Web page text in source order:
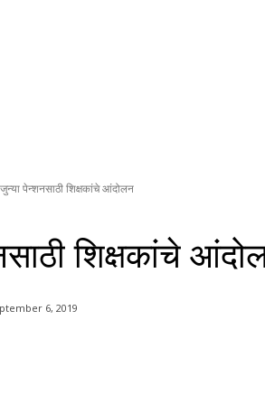
जुन्या पेन्शनसाठी शिक्षकांचे आंदोलन
शिक्षकांचे
6, 2019